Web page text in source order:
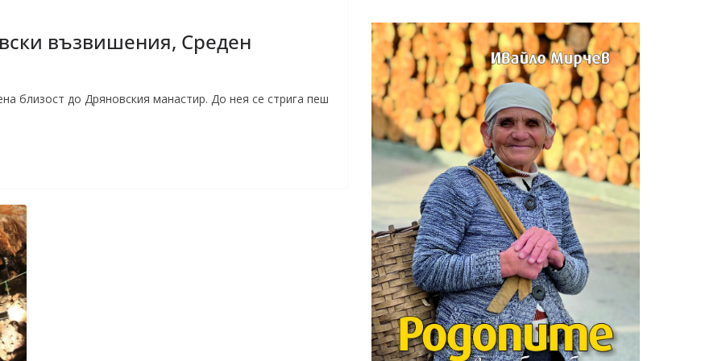
възвишения, Среден
близост до Дряновския манастир. До нея се стрига пеш